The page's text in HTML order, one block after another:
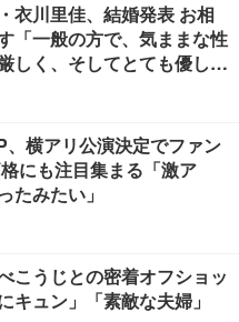
衣川里佳、結婚発表 お相
「一般の方で、気ままな性
しく、そしてとても優し
横アリ公演決定でファン
にも注目集まる「激ア
たみたい」
こうじとの密着オフショッ
キュン」「素敵な夫婦」